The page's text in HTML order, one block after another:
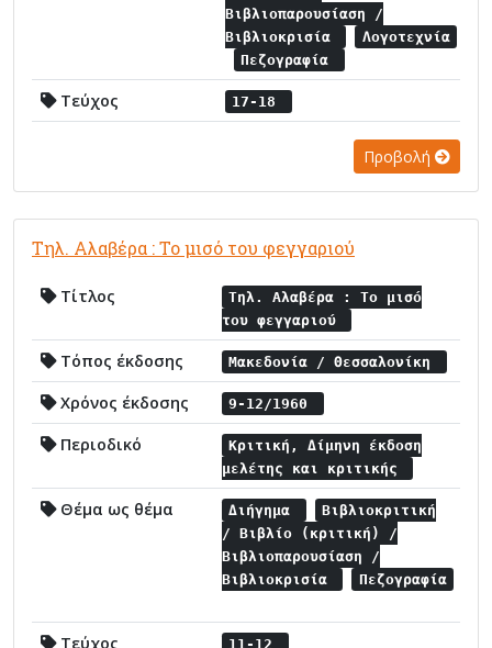
Βιβλιοπαρουσίαση /
Βιβλιοκρισία
Λογοτεχνία
Πεζογραφία
Τεύχος 17-18
Προβολή
Τηλ. Αλαβέρα : Το μισό του φεγγαριού
Τίτλος
Τηλ. Αλαβέρα : Το μισό
του φεγγαριού
Τόπος έκδοσης Μακεδονία / Θεσσαλονίκη
Χρόνος έκδοσης 9-12/1960
Περιοδικό
Κριτική, Δίμηνη έκδοση
μελέτης και κριτικής
Θέμα ως θέμα Διήγημα
Βιβλιοκριτική
/ Βιβλίο (κριτική) /
Βιβλιοπαρουσίαση /
Βιβλιοκρισία
Πεζογραφία
Τεύχος 11-12